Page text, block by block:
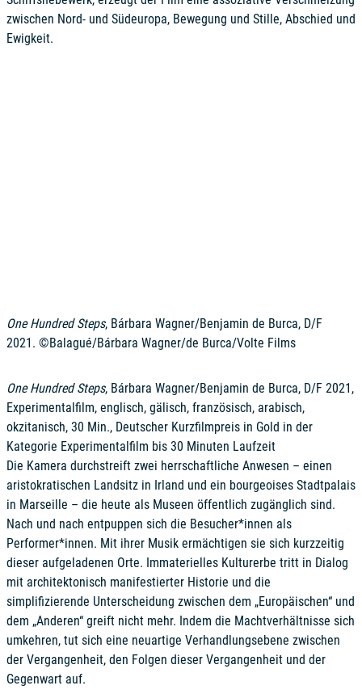
zwischen Nord- und Südeuropa, Bewegung und Stille, Abschied und
Ewigkeit.
One Hundred Steps, Bárbara Wagner/Benjamin de Burca, D/F
2021. ©Balagué/Bárbara Wagner/de Burca/Volte Films
One Hundred Steps, Bárbara Wagner/Benjamin de Burca, D/F 2021,
Experimentalfilm, englisch, gälisch, französisch, arabisch,
okzitanisch, 30 Min., Deutscher Kurzfilmpreis in Gold in der
Kategorie Experimentalfilm bis 30 Minuten Laufzeit
Die Kamera durchstreift zwei herrschaftliche Anwesen – einen
aristokratischen Landsitz in Irland und ein bourgeoises Stadtpalais
in Marseille – die heute als Museen öffentlich zugänglich sind.
Nach und nach entpuppen sich die Besucher*innen als
Performer*innen. Mit ihrer Musik ermächtigen sie sich kurzzeitig
dieser aufgeladenen Orte. Immaterielles Kulturerbe tritt in Dialog
mit architektonisch manifestierter Historie und die
simplifizierende Unterscheidung zwischen dem „Europäischen“ und
dem „Anderen“ greift nicht mehr. Indem die Machtverhältnisse sich
umkehren, tut sich eine neuartige Verhandlungsebene zwischen
der Vergangenheit, den Folgen dieser Vergangenheit und der
Gegenwart auf.